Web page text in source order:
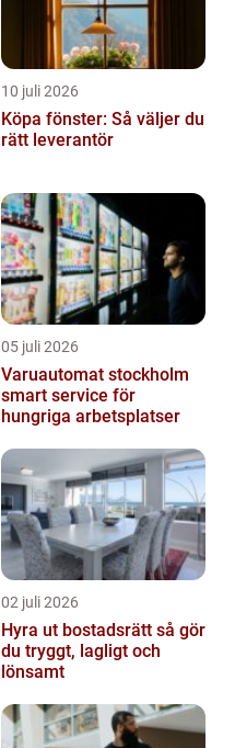
10 juli 2026
Köpa fönster: Så väljer du
rätt leverantör
05 juli 2026
Varuautomat stockholm
smart service för
hungriga arbetsplatser
02 juli 2026
Hyra ut bostadsrätt så gör
du tryggt, lagligt och
lönsamt